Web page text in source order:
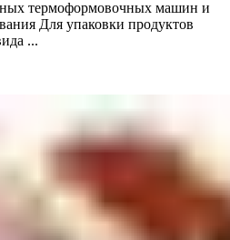
термоформовочных машин и
Для упаковки продуктов
...